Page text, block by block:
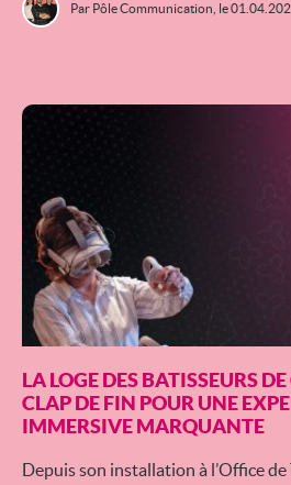
Par Pôle Communication, le
LA LOGE DES BATISSEURS
CLAP DE FIN POUR UNE
IMMERSIVE MARQUANTE
Depuis son installation à l’Office